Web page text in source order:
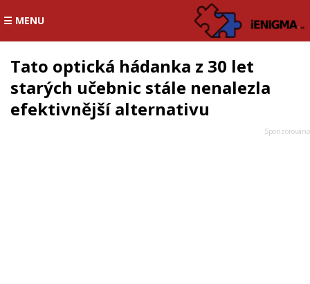
☰ MENU
Tato optická hádanka z 30 let
starých učebnic stále nenalezla
efektivnější alternativu